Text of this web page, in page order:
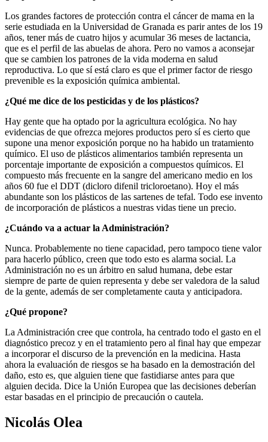
Los grandes factores de protección contra el cáncer de mama en la
serie estudiada en la Universidad de Granada es parir antes de los 19
años, tener más de cuatro hijos y acumular 36 meses de lactancia,
que es el perfil de las abuelas de ahora. Pero no vamos a aconsejar
que se cambien los patrones de la vida moderna en salud
reproductiva. Lo que sí está claro es que el primer factor de riesgo
prevenible es la exposición química ambiental.
¿Qué me dice de los pesticidas y de los plásticos?
Hay gente que ha optado por la agricultura ecológica. No hay
evidencias de que ofrezca mejores productos pero sí es cierto que
supone una menor exposición porque no ha habido un tratamiento
químico. El uso de plásticos alimentarios también representa un
porcentaje importante de exposición a compuestos químicos. El
compuesto más frecuente en la sangre del americano medio en los
años 60 fue el DDT (dicloro difenil tricloroetano). Hoy el más
abundante son los plásticos de las sartenes de tefal. Todo ese invento
de incorporación de plásticos a nuestras vidas tiene un precio.
¿Cuándo va a actuar la Administración?
Nunca. Probablemente no tiene capacidad, pero tampoco tiene valor
para hacerlo público, creen que todo esto es alarma social. La
Administración no es un árbitro en salud humana, debe estar
siempre de parte de quien representa y debe ser valedora de la salud
de la gente, además de ser completamente cauta y anticipadora.
¿Qué propone?
La Administración cree que controla, ha centrado todo el gasto en el
diagnóstico precoz y en el tratamiento pero al final hay que empezar
a incorporar el discurso de la prevención en la medicina. Hasta
ahora la evaluación de riesgos se ha basado en la demostración del
daño, esto es, que alguien tiene que fastidiarse antes para que
alguien decida. Dice la Unión Europea que las decisiones deberían
estar basadas en el principio de precaución o cautela.
Nicolás Olea